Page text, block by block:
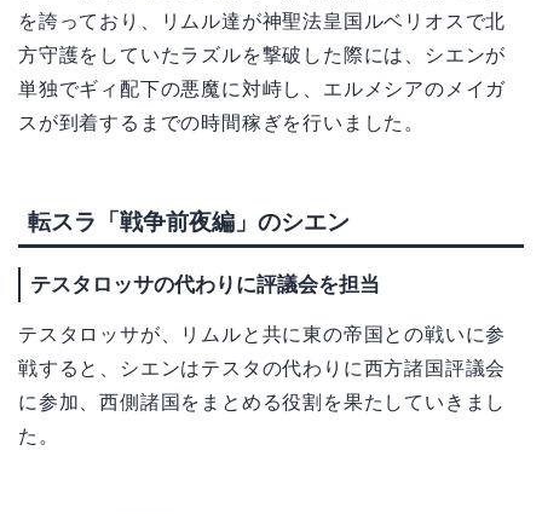
を誇っており、リムル達が神聖法皇国ルベリオスで北
方守護をしていたラズルを撃破した際には、シエンが
単独でギィ配下の悪魔に対峙し、エルメシアのメイガ
スが到着するまでの時間稼ぎを行いました。
転スラ「戦争前夜編」のシエン
テスタロッサの代わりに評議会を担当
テスタロッサが、リムルと共に東の帝国との戦いに参
戦すると、シエンはテスタの代わりに西方諸国評議会
に参加、西側諸国をまとめる役割を果たしていきまし
た。